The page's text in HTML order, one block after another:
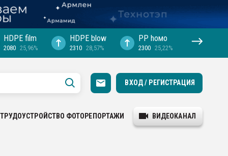
HDPE film
2080 25,96%
HDPE blow
2310 28,57%
PP hомо
2300 25,22%
ВХОД / РЕГИСТРАЦИЯ
ТРУДОУСТРОЙСТВО ФОТОРЕПОРТАЖИ ВИДЕОКАНАЛ